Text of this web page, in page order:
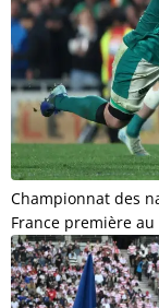
Championnat des
France première au